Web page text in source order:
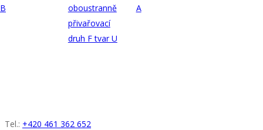
B
oboustranně
přivařovací
druh F tvar U
A
Tel.: +420 461 362 652